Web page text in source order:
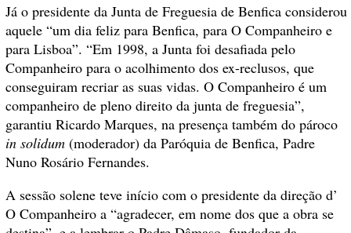
Já o presidente da Junta de Freguesia de Benfica considerou
aquele “um dia feliz para Benfica, para O Companheiro e
para Lisboa”. “Em 1998, a Junta foi desafiada pelo
Companheiro para o acolhimento dos ex-reclusos, que
conseguiram recriar as suas vidas. O Companheiro é um
companheiro de pleno direito da junta de freguesia”,
garantiu Ricardo Marques, na presença também do pároco
in solidum (moderador) da Paróquia de Benfica, Padre
Nuno Rosário Fernandes.
A sessão solene teve início com o presidente da direção d’
O Companheiro a “agradecer, em nome dos que a obra se